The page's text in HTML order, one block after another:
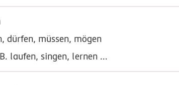
dürfen, müssen, mögen
B. laufen, singen, lernen ...